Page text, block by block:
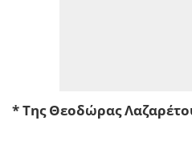
* Της Θεοδώρας